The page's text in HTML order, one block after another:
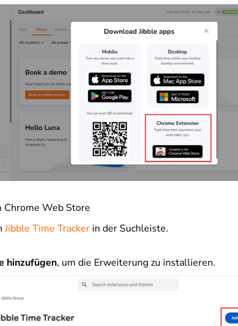
Chrome Web Store
Jibble Time Tracker in der Suchleiste.
hinzufügen, um die Erweiterung zu installieren.